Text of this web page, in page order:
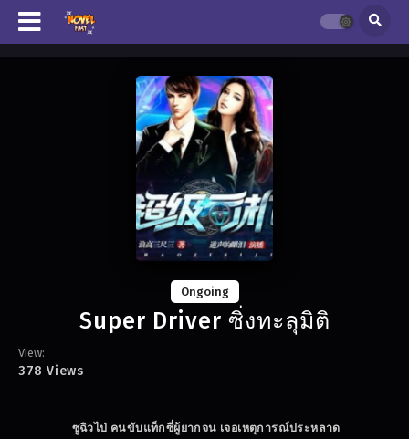
Ongoing
Super Driver ซิ่งทะลุมิติ
View:
378 Views
ซูฉิวไป่ คนขับแท็กซี่ผู้ยากจน เจอเหตุการณ์ประหลาด